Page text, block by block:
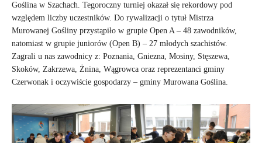
Goślina w Szachach. Tegoroczny turniej okazał się rekordowy pod
względem liczby uczestników. Do rywalizacji o tytuł Mistrza
Murowanej Gośliny przystąpiło w grupie Open A – 48 zawodników,
natomiast w grupie juniorów (Open B) – 27 młodych szachistów.
Zagrali u nas zawodnicy z: Poznania, Gniezna, Mosiny, Stęszewa,
Skoków, Zakrzewa, Żnina, Wągrowca oraz reprezentanci gminy
Czerwonak i oczywiście gospodarzy – gminy Murowana Goślina.